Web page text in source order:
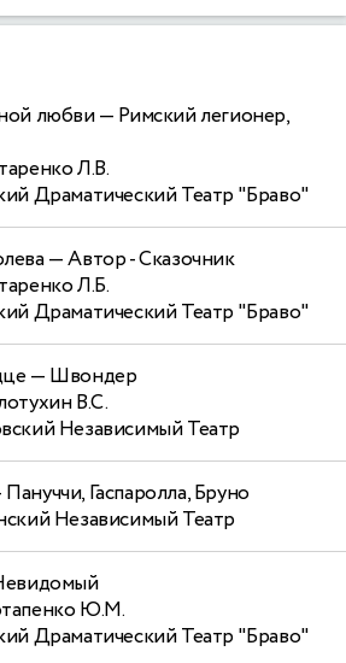
любви— Римский легионер,
Л.В.
Драматический Театр "Браво"
— Автор - Сказочник
Л.Б.
Драматический Театр "Браво"
— Швондер
В.С.
Независимый Театр
Гаспаролла, Бруно
Независимый Театр
Ю.М.
Драматический Театр "Браво"